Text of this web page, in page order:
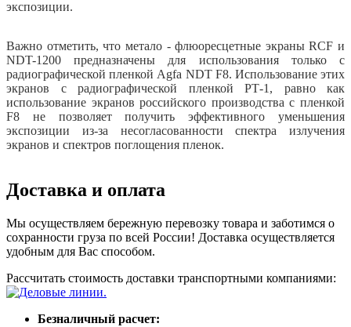
экспозиции.
Важно отметить, что метало - флюоресцетные экраны RCF и
NDT-1200 предназначены для использования только с
радиографической пленкой Agfa NDT F8. Использование этих
экранов с радиографической пленкой РТ-1, равно как
использование экранов российского производства с пленкой
F8 не позволяет получить эффективного уменьшения
экспозиции из-за несогласованности спектра излучения
экранов и спектров поглощения пленок.
Доставка и оплата
Мы осуществляем бережную перевозку товара и заботимся о
сохранности груза по всей России! Доставка осуществляется
удобным для Вас способом.
Рассчитать стоимость доставки транспортными компаниями:
Безналичный расчет: